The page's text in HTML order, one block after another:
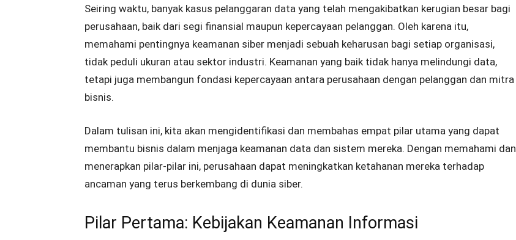
Seiring waktu, banyak kasus pelanggaran data yang telah mengakibatkan kerugian besar bagi
perusahaan, baik dari segi finansial maupun kepercayaan pelanggan. Oleh karena itu,
memahami pentingnya keamanan siber menjadi sebuah keharusan bagi setiap organisasi,
tidak peduli ukuran atau sektor industri. Keamanan yang baik tidak hanya melindungi data,
tetapi juga membangun fondasi kepercayaan antara perusahaan dengan pelanggan dan mitra
bisnis.
Dalam tulisan ini, kita akan mengidentifikasi dan membahas empat pilar utama yang dapat
membantu bisnis dalam menjaga keamanan data dan sistem mereka. Dengan memahami dan
menerapkan pilar-pilar ini, perusahaan dapat meningkatkan ketahanan mereka terhadap
ancaman yang terus berkembang di dunia siber.
Pilar Pertama: Kebijakan Keamanan Informasi